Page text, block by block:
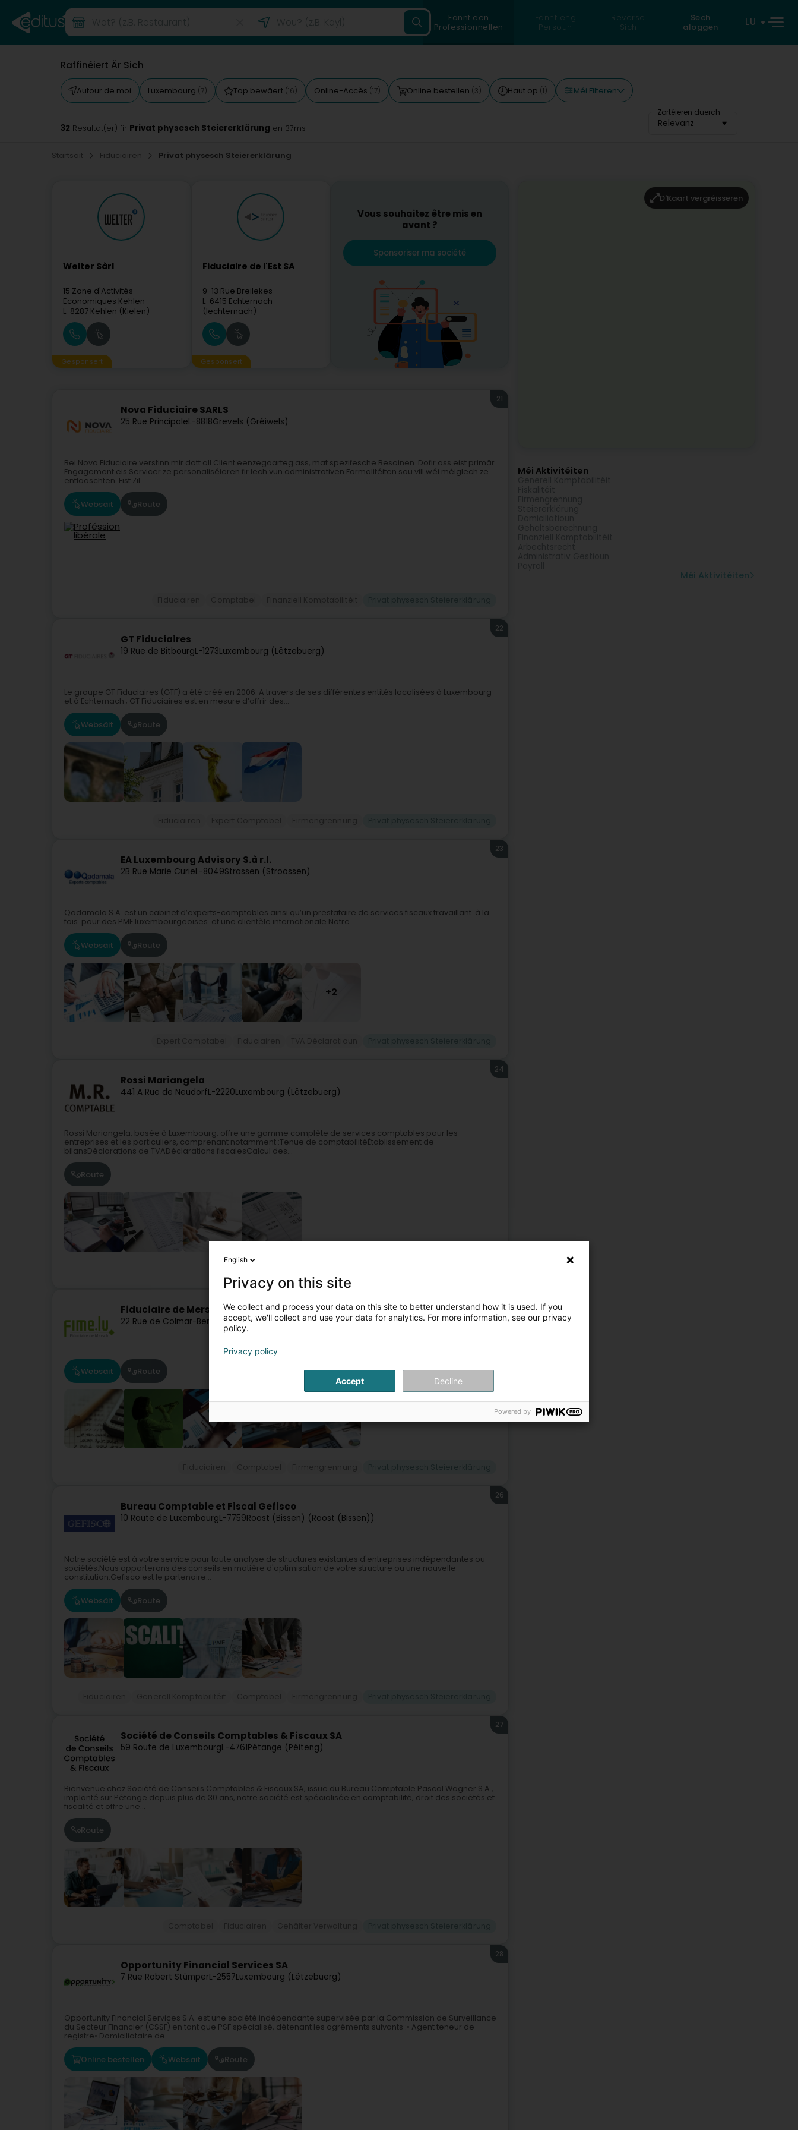
Fannt een
Professionnellen
Fannt eng
Persoun
Reverse
Sich
Sech
aloggen
LU
Raffinéiert Är Sich
Autour de moi Luxembourg (7) Top bewäert (16) Online-Accès (17) Online bestellen (3) Haut op (1) Méi Filteren
Zortéieren duerch
Relevanz
32 Resultat(er) fir Privat physesch Steiererklärung en 37ms
Startsäit Fiduciairen Privat physesch Steiererklärung
Welter Sàrl
15 Zone d'Activités
Economiques Kehlen
L-8287 Kehlen (Kielen)
Gesponsert
Fiduciaire de l'Est SA
9-13 Rue Breilekes
L-6415 Echternach
(Iechternach)
Gesponsert
Vous souhaitez être mis en
avant ?
Sponsoriser ma société
Nova Fiduciaire SARLS
25 Rue PrincipaleL-8818Grevels (Gréiwels)
21
Bei Nova Fiduciaire verstinn mir datt all Client eenzegaarteg ass, mat spezifesche Besoinen. Dofir ass eist primär
Engagement eis Servicer ze personaliséieren fir Iech vun administrativen Formalitéiten sou vill wéi méiglech ze
entlaaschten. Eist Zil...
Websäit Route
GT Fiduciaires
19 Rue de BitbourgL-1273Luxembourg (Lëtzebuerg)
22
Le groupe GT Fiduciaires (GTF) a été créé en 2006. A travers de ses différentes entités localisées à Luxembourg
et à Echternach ; GT Fiduciaires est en mesure d’offrir des...
Websäit Route
EA Luxembourg Advisory S.à r.l.
2B Rue Marie CurieL-8049Strassen (Stroossen)
23
Qadamala S.A. est un cabinet d’experts-comptables ainsi qu’un prestataire de services fiscaux travaillant à la
fois pour des PME luxembourgeoises et une clientèle internationale.Notre...
Websäit Route
+2
Rossi Mariangela
441 A Rue de NeudorfL-2220Luxembourg (Lëtzebuerg)
24
Rossi Mariangela, basée à Luxembourg, offre une gamme complète de services comptables pour les
entreprises et les particuliers, comprenant notamment :Tenue de comptabilitéÉtablissement de
bilansDéclarations de TVADéclarations fiscalesCalcul des...
Route
Fiduciaire de Mersch SA
22 Rue de Colmar-Berg L-7525Mersch (Miersch)
Websäit Route
Bureau Comptable et Fiscal Gefisco
10 Route de LuxembourgL-7759Roost (Bissen) (Roost (Bissen))
26
Notre société est à votre service pour toute analyse de structures existantes d'entreprises indépendantes ou
sociétés.Nous apporterons des conseils en matière d'optimisation de votre structure ou une nouvelle
constitution.Gefisco est le partenaire...
Websäit Route
Société de Conseils Comptables & Fiscaux SA
59 Route de LuxembourgL-4761Pétange (Péiteng)
27
Bienvenue chez Société de Conseils Comptables & Fiscaux SA, issue du Bureau Comptable Pascal Wagner S.A.,
implanté sur Pétange depuis plus de 30 ans, notre société est spécialisée en comptabilité, droit des sociétés et
fiscalité et offre une...
Route
Opportunity Financial Services SA
7 Rue Robert StümperL-2557Luxembourg (Lëtzebuerg)
28
Opportunity Financial Services S.A. est une société indépendante supervisée par la Commission de Surveillance
du Secteur Financier (CSSF) en tant que PSF spécialisé, détenant les agréments suivants :• Agent teneur de
registre• Domiciliataire de...
Online bestellen Websäit Route
D'Kaart vergréisseren
Méi Aktivitéiten
Méi Aktivitéiten
English
Privacy on this site
We collect and process your data on this site to better understand how it is used. If you
accept, we'll collect and use your data for analytics. For more information, see our privacy
policy.
Privacy policy
Accept Decline
Powered by